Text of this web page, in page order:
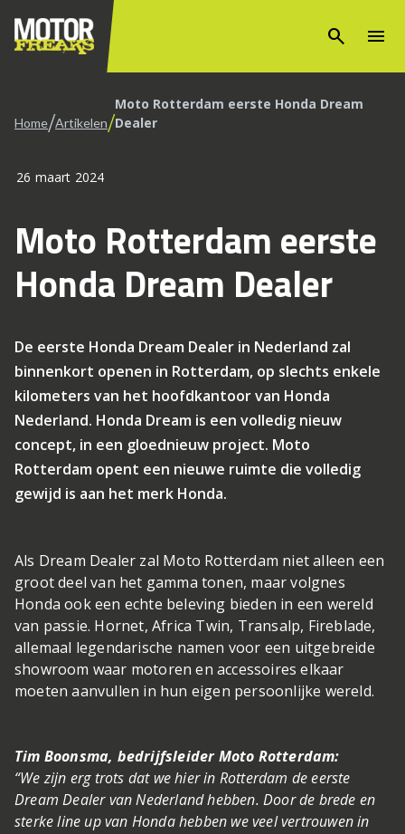
search menu
Home/Artikelen/Moto Rotterdam eerste Honda Dream
Dealer
26 maart 2024
Moto Rotterdam eerste
Honda Dream Dealer
De eerste Honda Dream Dealer in Nederland zal
binnenkort openen in Rotterdam, op slechts enkele
kilometers van het hoofdkantoor van Honda
Nederland. Honda Dream is een volledig nieuw
concept, in een gloednieuw project. Moto
Rotterdam opent een nieuwe ruimte die volledig
gewijd is aan het merk Honda.
Als Dream Dealer zal Moto Rotterdam niet alleen een
groot deel van het gamma tonen, maar volgnes
Honda ook een echte beleving bieden in een wereld
van passie. Hornet, Africa Twin, Transalp, Fireblade,
allemaal legendarische namen voor een uitgebreide
showroom waar motoren en accessoires elkaar
moeten aanvullen in hun eigen persoonlijke wereld.
Tim Boonsma, bedrijfsleider Moto Rotterdam:
“We zijn erg trots dat we hier in Rotterdam de eerste
Dream Dealer van Nederland hebben. Door de brede en
sterke line up van Honda hebben we veel vertrouwen in